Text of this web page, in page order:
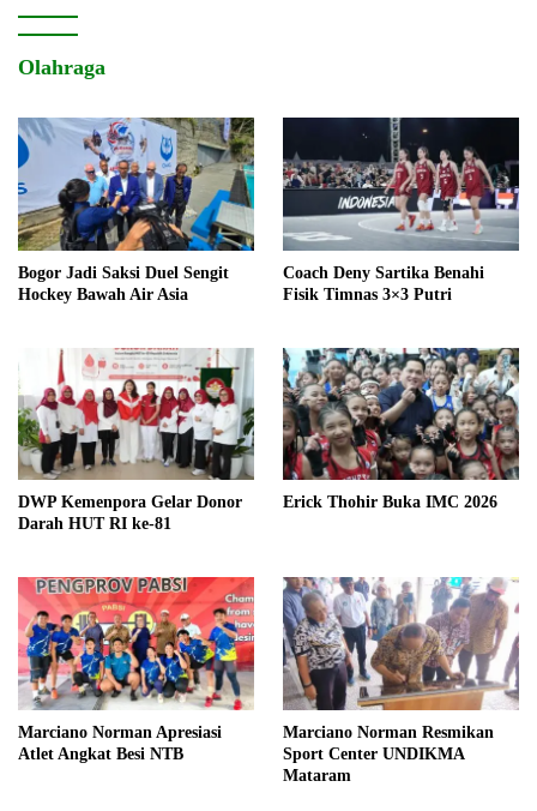
Olahraga
Bogor Jadi Saksi Duel Sengit
Hockey Bawah Air Asia
Coach Deny Sartika Benahi
Fisik Timnas 3×3 Putri
DWP Kemenpora Gelar Donor
Darah HUT RI ke-81
Erick Thohir Buka IMC 2026
Marciano Norman Apresiasi
Atlet Angkat Besi NTB
Marciano Norman Resmikan
Sport Center UNDIKMA
Mataram